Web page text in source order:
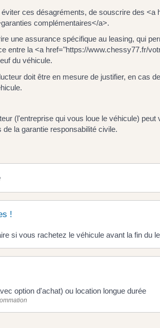
éviter ces désagréments, de souscrire des
complémentaires</a>.
une assurance spécifique au leasing, qui
entre la <a href="https://www.chessy77.fr/
du véhicule.
doit être en mesure de justifier, en cas
(l'entreprise qui vous loue le véhicule)
la garantie responsabilité civile.
!
si vous rachetez le véhicule avant la fin du
option d'achat) ou location longue durée